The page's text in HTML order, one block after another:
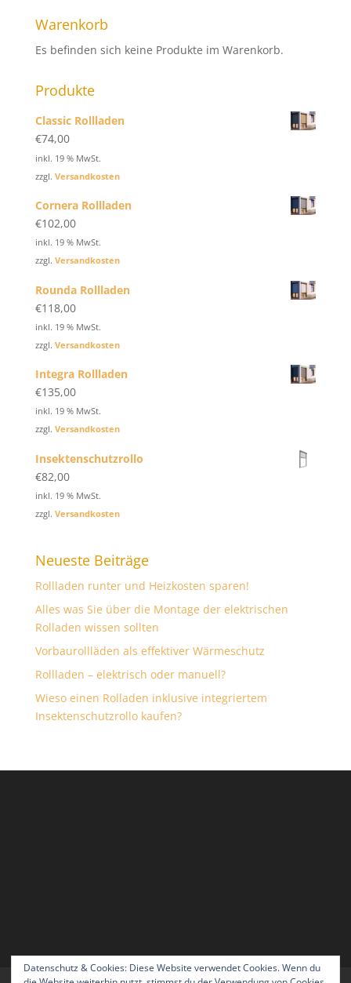
Warenkorb
Es befinden sich keine Produkte im Warenkorb.
Produkte
Classic Rollladen
€74,00
inkl. 19 % MwSt.
zzgl. Versandkosten
Cornera Rollladen
€102,00
inkl. 19 % MwSt.
zzgl. Versandkosten
Rounda Rollladen
€118,00
inkl. 19 % MwSt.
zzgl. Versandkosten
Integra Rollladen
€135,00
inkl. 19 % MwSt.
zzgl. Versandkosten
Insektenschutzrollo
€82,00
inkl. 19 % MwSt.
zzgl. Versandkosten
Neueste Beiträge
Rollladen runter und Heizkosten sparen!
Alles was Sie über die Montage der elektrischen
Rolladen wissen sollten
Vorbaurollläden als effektiver Wärmeschutz
Rollladen – elektrisch oder manuell?
Wieso einen Rolladen inklusive integriertem
Insektenschutzrollo kaufen?
Datenschutz & Cookies: Diese Website verwendet Cookies. Wenn du